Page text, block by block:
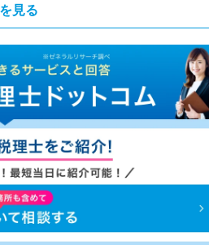
見る